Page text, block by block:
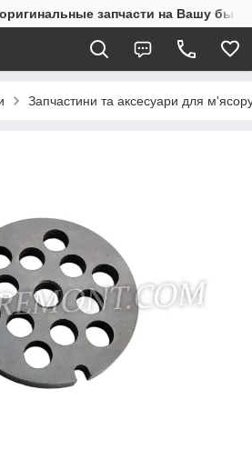
запчасти на Вашу
Запчастини та аксесуари для